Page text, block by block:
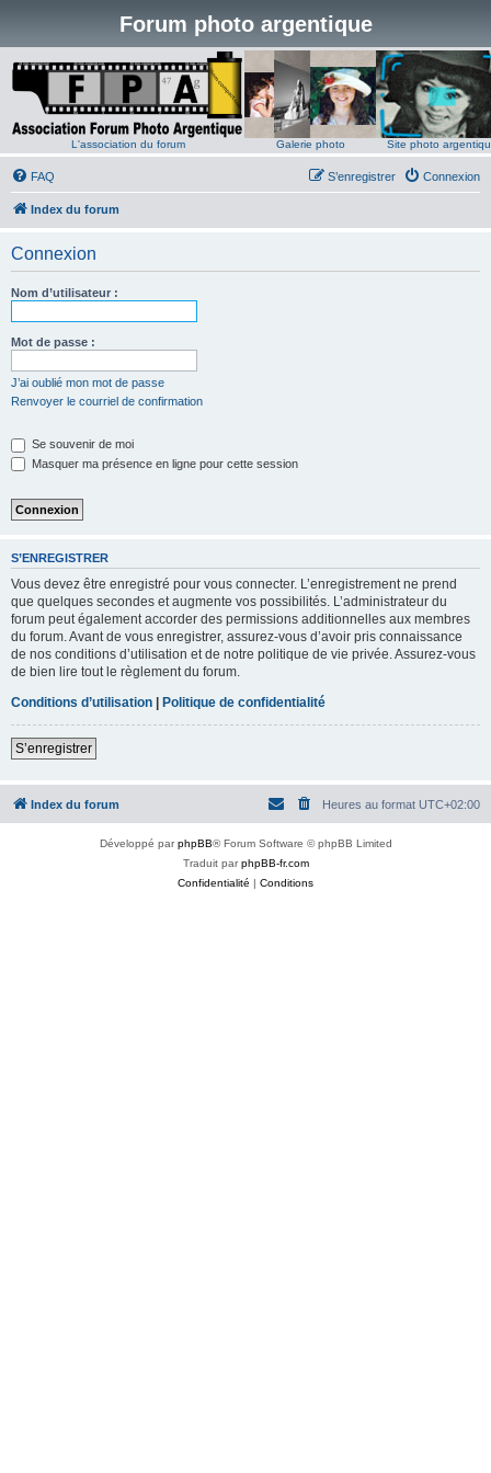
Forum photo argentique
L'association du forum Galerie photo Site photo
FAQ Connexion
S’enregistrer
Index du forum
Connexion
Nom d’utilisateur :
Mot de passe :
J’ai oublié mon mot de passe
Renvoyer le courriel de confirmation
Se souvenir de moi
Masquer ma présence en ligne pour cette session
S’ENREGISTRER
Vous devez être enregistré pour vous connecter. L’enregistrement ne prend
que quelques secondes et augmente vos possibilités. L’administrateur du
forum peut également accorder des permissions additionnelles aux membres
du forum. Avant de vous enregistrer, assurez-vous d’avoir pris connaissance
de nos conditions d’utilisation et de notre politique de vie privée. Assurez-vous
de bien lire tout le règlement du forum.
Conditions d’utilisation | Politique de confidentialité
S’enregistrer
Index du forum Heures au format UTC+02:00
Développé parphpBB® Forum Software © phpBB Limited
Traduit parphpBB-fr.com
Confidentialité | Conditions